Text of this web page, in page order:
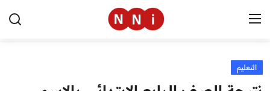
الرئيسية
التعليم